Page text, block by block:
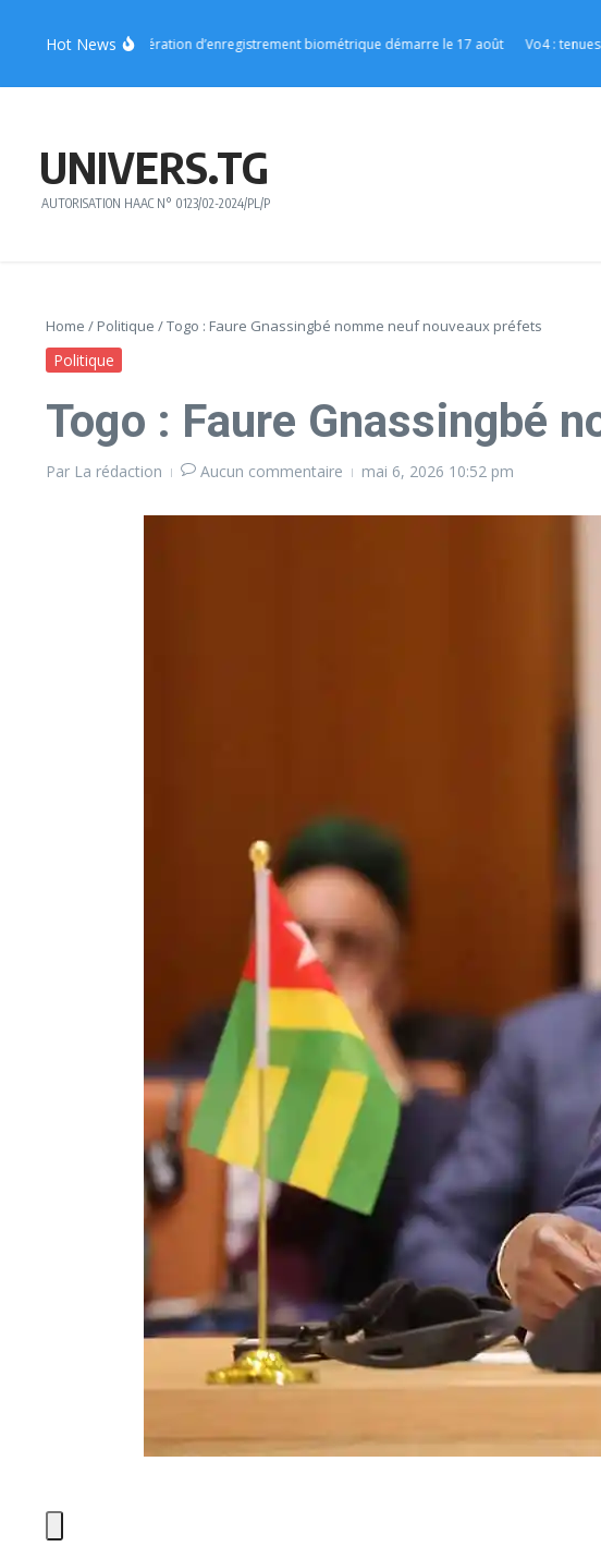
Hot News
Centrale : l’opération d’enregistrement biométrique démarre le 17 août Vo4 : tenues
UNIVERS.TG
AUTORISATION HAAC N° 0123/02-2024/PL/P
Home / Politique /Togo : Faure Gnassingbé nomme neuf nouveaux préfets
Politique
Togo : Faure Gnassingbé
Par La rédaction Aucun commentaire mai 6, 2026 10:52 pm